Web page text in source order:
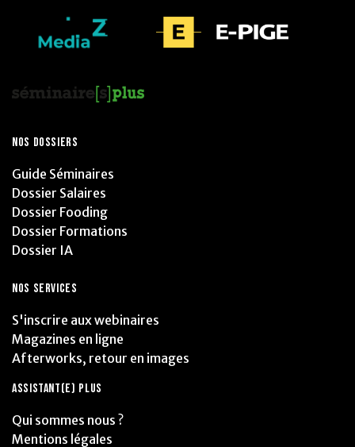
NOS DOSSIERS
Guide Séminaires
Dossier Salaires
Dossier Fooding
Dossier Formations
Dossier IA
NOS SERVICES
S'inscrire aux webinaires
Magazines en ligne
Afterworks, retour en images
ASSISTANT(E) PLUS
Qui sommes nous ?
Mentions légales